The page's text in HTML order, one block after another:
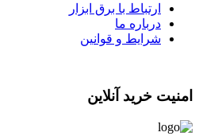
ارتباط با برق ابزار
درباره ما
شرایط و قوانین
امنیت خرید آنلاین